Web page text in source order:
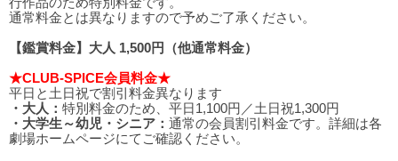
行作品のため特別料金です。
通常料金とは異なりますので予めご了承ください。
【鑑賞料金】大人 1,500円（他通常料金）
★CLUB-SPICE会員料金★
平日と土日祝で割引料金異なります
・大人： 特別料金のため、平日1,100円／土日祝1,300円
・大学生～幼児・シニア： 通常の会員割引料金です。詳細は各
劇場ホームページにてご確認ください。